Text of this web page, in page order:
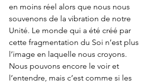
en moins réel alors que nous nous
souvenons de la vibration de notre
Unité. Le monde qui a été créé par
cette fragmentation du Soi n’est plus
l’image en laquelle nous croyons.
Nous pouvons encore le voir et
l’entendre, mais c’est comme si les